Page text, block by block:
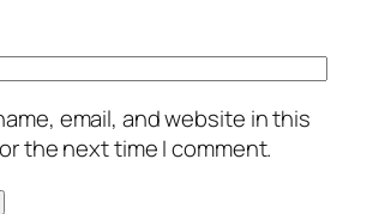
email, and website in this
the next time I comment.